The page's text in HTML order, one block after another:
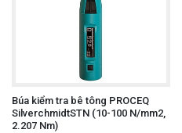
Búa kiểm tra bê tông PROCEQ
SilverchmidtSTN (10-100 N/mm2,
2.207 Nm)